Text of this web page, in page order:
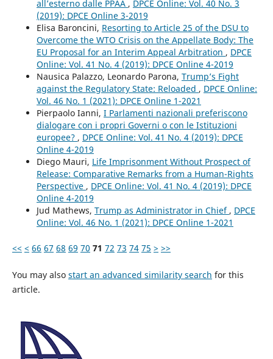
all’esterno dalle PPAA , DPCE Online: Vol. 40 No. 3
(2019): DPCE Online 3-2019
Elisa Baroncini, Resorting to Article 25 of the DSU to
Overcome the WTO Crisis on the Appellate Body: The
EU Proposal for an Interim Appeal Arbitration , DPCE
Online: Vol. 41 No. 4 (2019): DPCE Online 4-2019
Nausica Palazzo, Leonardo Parona, Trump’s Fight
against the Regulatory State: Reloaded , DPCE Online:
Vol. 46 No. 1 (2021): DPCE Online 1-2021
Pierpaolo Ianni, I Parlamenti nazionali preferiscono
dialogare con i propri Governi o con le Istituzioni
europee? , DPCE Online: Vol. 41 No. 4 (2019): DPCE
Online 4-2019
Diego Mauri, Life Imprisonment Without Prospect of
Release: Comparative Remarks from a Human-Rights
Perspective , DPCE Online: Vol. 41 No. 4 (2019): DPCE
Online 4-2019
Jud Mathews, Trump as Administrator in Chief , DPCE
Online: Vol. 46 No. 1 (2021): DPCE Online 1-2021
<< < 66 67 68 69 70 71 72 73 74 75 > >>
You may also start an advanced similarity search for this
article.